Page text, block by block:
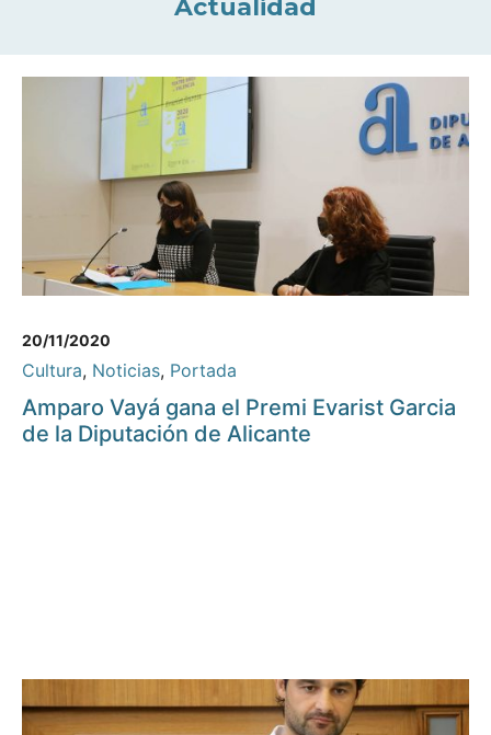
Actualidad
20/11/2020
Cultura, Noticias, Portada
Amparo Vayá gana el Premi Evarist Garcia
de la Diputación de Alicante